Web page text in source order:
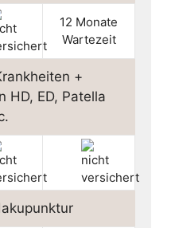
12 Monate
Wartezeit
+
HD, ED, Patella